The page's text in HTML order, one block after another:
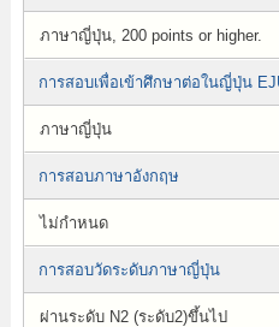
ภาษาญี่ปุ่น, 200 points or higher.
การสอบเพื่อเข้าศึกษาต่อในญี่ปุ่น
ภาษาญี่ปุ่น
การสอบภาษาอังกฤษ
ไม่กำหนด
การสอบวัดระดับภาษาญี่ปุ่น
ผ่านระดับ N2 (ระดับ2)ขึ้นไป